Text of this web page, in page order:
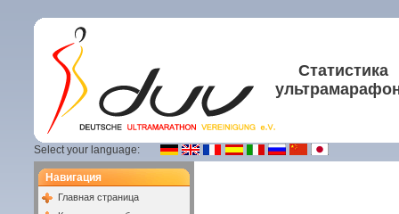
Статистика
Select your language:
Навигация
Главная страница